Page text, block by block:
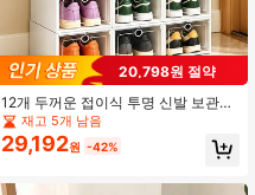
20,798원 절약
12개 두꺼운 접이식 투명 신발 보관함,
측면 개폐 스택형 붕괴 방지 방진 스니
커 디스플레이 정리함, 공간 절약형 가
시성 플라스틱 신발 컨테이너, 옷장 기
츠용 화이트 블랙
재고 5개 남음
29,192원 -42%